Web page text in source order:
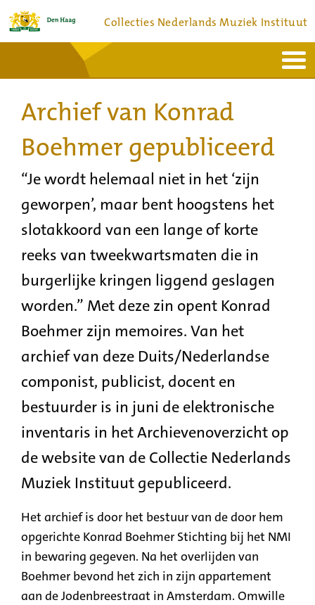
Collecties Nederlands Muziek Instituut
Bronnen en collecties
Dienstverlening
Bezoek
Over
Archief van Konrad
Boehmer gepubliceerd
“Je wordt helemaal niet in het ‘zijn
geworpen’, maar bent hoogstens het
slotakkoord van een lange of korte
reeks van tweekwartsmaten die in
burgerlijke kringen liggend geslagen
worden.” Met deze zin opent Konrad
Boehmer zijn memoires. Van het
archief van deze Duits/Nederlandse
componist, publicist, docent en
bestuurder is in juni de elektronische
inventaris in het Archievenoverzicht op
de website van de Collectie Nederlands
Muziek Instituut gepubliceerd.
Het archief is door het bestuur van de door hem
opgerichte Konrad Boehmer Stichting bij het NMI
in bewaring gegeven. Na het overlijden van
Boehmer bevond het zich in zijn appartement
aan de Jodenbreestraat in Amsterdam. Omwille